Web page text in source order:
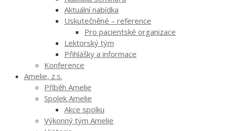
Aktuální nabídka
Uskutečněné – reference
Pro pacientské organizace
Lektorský tým
Přihlášky a informace
Konference
Amelie, z.s.
Příběh Amelie
Spolek Amelie
Akce spolku
Výkonný tým Amelie